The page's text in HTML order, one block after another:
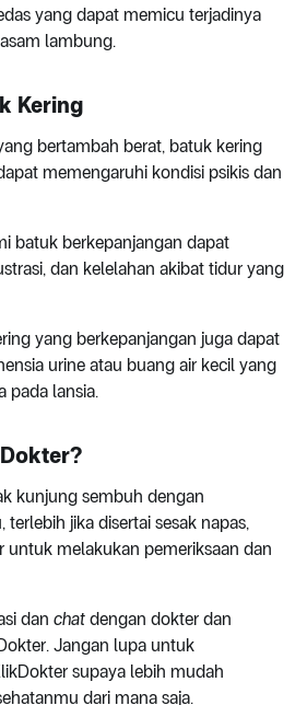
yang dapat memicu terjadinya
lambung.
Kering
bertambah berat, batuk kering
memengaruhi kondisi psikis dan
batuk berkepanjangan dapat
dan kelelahan akibat tidur yang
yang berkepanjangan juga dapat
urine atau buang air kecil yang
pada lansia.
kunjung sembuh dengan
jika disertai sesak napas,
untuk melakukan pemeriksaan dan
dan chat dengan dokter dan
Jangan lupa untuk
supaya lebih mudah
dari mana saja.